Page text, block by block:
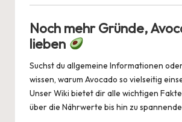
Noch mehr Gründe,
lieben
Suchst du allgemeine Informationen
wissen, warum Avocado so vielseitig
UnserWiki bietet dir alle wichtigen
über die Nährwerte bis hin zu